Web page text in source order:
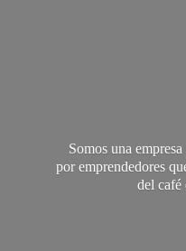
Somos una
por emprendedores
del café